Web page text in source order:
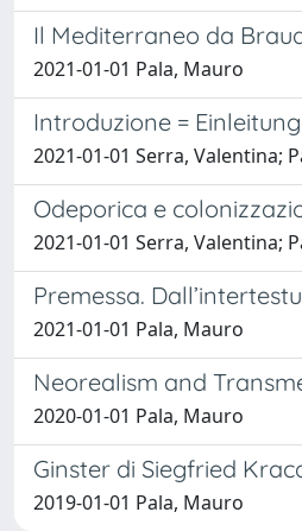
Il Mediterraneo da
2021-01-01 Pala, Mauro
Introduzione = Einleitung
2021-01-01 Serra, Valentina;
Odeporica e
2021-01-01 Serra, Valentina;
Premessa.
2021-01-01 Pala, Mauro
Neorealism and
2020-01-01 Pala, Mauro
Ginster di Siegfried
2019-01-01 Pala, Mauro